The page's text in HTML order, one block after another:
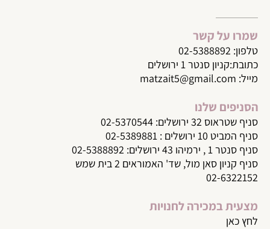
שמרו על קשר
טלפון: 02-5388892
כתובת:קניון סנטר 1 ירושלים
מייל: matzait5@gmail.com
הסניפים שלנו
סניף שטראוס 32 ירושלים: 02-5370544
סניף המביט 10 ירושלים : 02-5389881
סניף סנטר 1 , ירמיהו 43 ירושלים: 02-5388892
סניף קניון סאן מול, שד' האמוראים 2 בית שמש
02-6322152
מצעית במכירה לחנויות
לחץ כאן